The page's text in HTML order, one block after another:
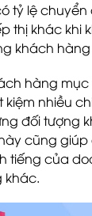
tỷ lệ chuyển
thị khác khi
khách hàng
hàng mục
nhiều
đối tượng
cũng giúp
tiếng của
khác.